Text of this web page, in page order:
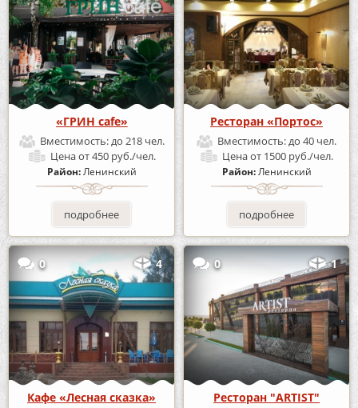
«ГРИН cafe»
Вместимость: до 218 чел.
Ценаот 450 руб./чел.
Район:Ленинский
подробнее
Ресторан «Портос»
Вместимость: до 40 чел.
Ценаот 1500 руб./чел.
Район:Ленинский
подробнее
0 4
Кафе «Лесная сказка»
0 1
Ресторан "ARTIST"